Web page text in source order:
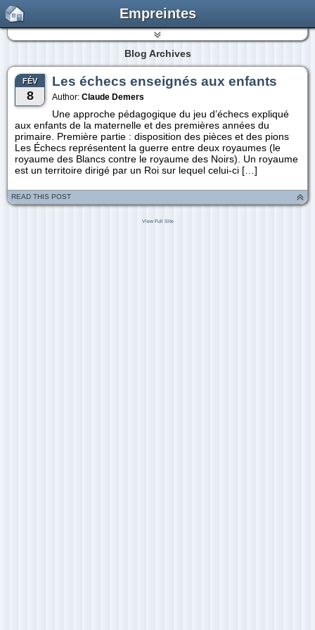
Empreintes
Blog Archives
FÉV
8
Les échecs enseignés aux enfants
Author: Claude Demers
Une approche pédagogique du jeu d’échecs expliqué
aux enfants de la maternelle et des premières années du
primaire. Première partie : disposition des pièces et des pions
Les Échecs représentent la guerre entre deux royaumes (le
royaume des Blancs contre le royaume des Noirs). Un royaume
est un territoire dirigé par un Roi sur lequel celui-ci […]
READ THIS POST
View Full Site